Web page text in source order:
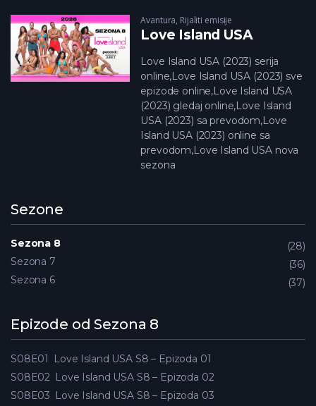
Avantura, Rijaliti emisije
Love Island USA
Love Island USA (2023) serija
online,Love Island USA (2023) sve
epizode online,Love Island USA
(2023) gledaj online,Love Island
USA (2023) sa prevodom,Love
Island USA (2023) online sa
prevodom,Love Island USA nova
sezona
Sezone
Sezona 8
28
Sezona 7
36
Sezona 6
37
Epizode od Sezona 8
S08E01
Love Island USA S8 – Epizoda 01
S08E02 Love Island USA S8 – Epizoda 02
S08E03 Love Island USA S8 – Epizoda 03